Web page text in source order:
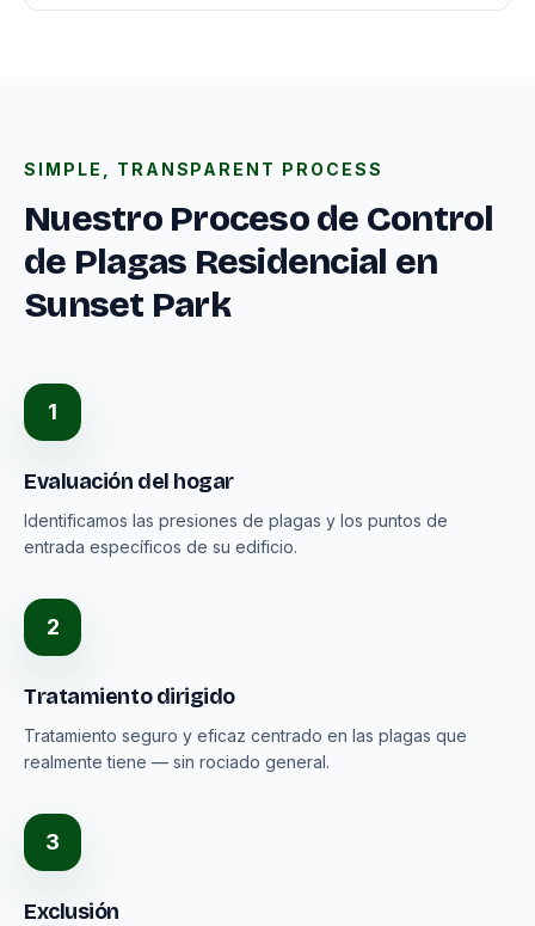
SIMPLE, TRANSPARENT PROCESS
Nuestro Proceso de Control
de Plagas Residencial en
Sunset Park
1
Evaluación del hogar
Identificamos las presiones de plagas y los puntos de
entrada específicos de su edificio.
2
Tratamiento dirigido
Tratamiento seguro y eficaz centrado en las plagas que
realmente tiene — sin rociado general.
3
Exclusión